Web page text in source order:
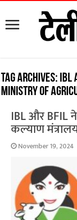
Tag Archives: IBL
Ministry of
IBL और BFIL
कल्याण
November 19, 2024